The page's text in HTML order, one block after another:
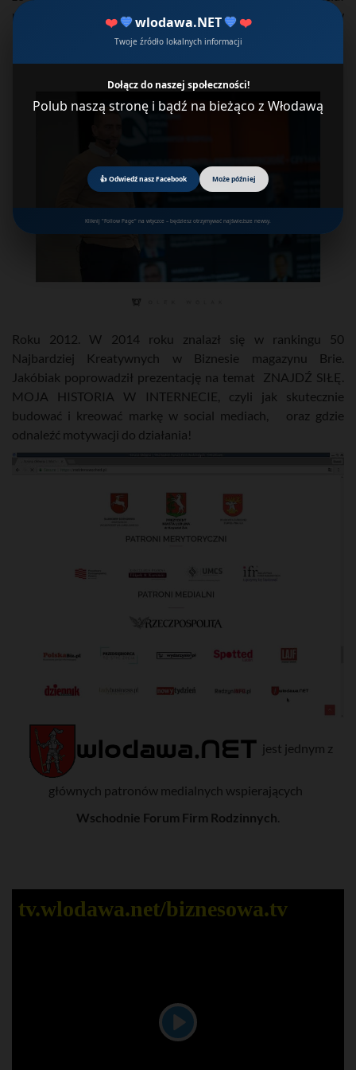
❤️ 💙wlodawa.NET 💙❤️
Twoje źródło lokalnych informacji
Dołącz do naszej społeczności!
Polub naszą stronę i bądź na bieżąco z Włodawą
👍 Odwiedź nasz Facebook Może później
Kliknij "Follow Page" na wtyczce – będziesz otrzymywać najświeższe newsy.
pracować. Otrzymał nominację do nagrody Wiktora w
kategorii Odkrycie Telewizyjne
Roku 2012. W 2014 roku znalazł się w rankingu 50
Najbardziej Kreatywnych w Biznesie magazynu Brie.
Jakóbiak poprowadził prezentację na temat ZNAJDŹ SIŁĘ.
MOJA HISTORIA W INTERNECIE, czyli jak skutecznie
budować i kreować markę w social mediach, oraz gdzie
odnaleźć motywacji do działania!
jest jednym z
głównych patronów medialnych wspierających
Wschodnie Forum Firm Rodzinnych.
tv.wlodawa.net/biznesowa.tv
P